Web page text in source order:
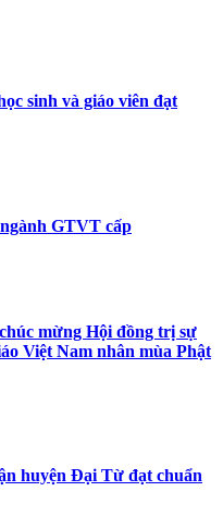
sinh và giáo viên đạt
GTVT cấp
mừng Hội đồng trị sự
Việt Nam nhân mùa Phật
huyện Đại Từ đạt chuẩn